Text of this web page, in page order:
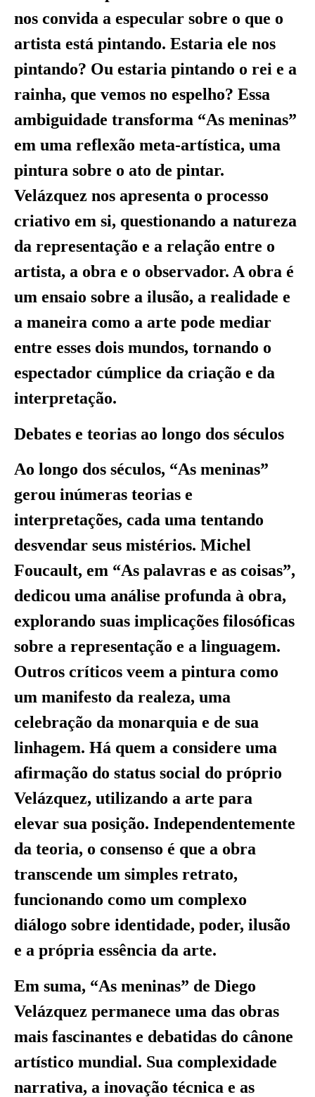
nos convida a especular sobre o que o
artista está pintando. Estaria ele nos
pintando? Ou estaria pintando o rei e a
rainha, que vemos no espelho? Essa
ambiguidade transforma “As meninas”
em uma reflexão meta-artística, uma
pintura sobre o ato de pintar.
Velázquez nos apresenta o processo
criativo em si, questionando a natureza
da representação e a relação entre o
artista, a obra e o observador. A obra é
um ensaio sobre a ilusão, a realidade e
a maneira como a arte pode mediar
entre esses dois mundos, tornando o
espectador cúmplice da criação e da
interpretação.
Debates e teorias ao longo dos séculos
Ao longo dos séculos, “As meninas”
gerou inúmeras teorias e
interpretações, cada uma tentando
desvendar seus mistérios. Michel
Foucault, em “As palavras e as coisas”,
dedicou uma análise profunda à obra,
explorando suas implicações filosóficas
sobre a representação e a linguagem.
Outros críticos veem a pintura como
um manifesto da realeza, uma
celebração da monarquia e de sua
linhagem. Há quem a considere uma
afirmação do status social do próprio
Velázquez, utilizando a arte para
elevar sua posição. Independentemente
da teoria, o consenso é que a obra
transcende um simples retrato,
funcionando como um complexo
diálogo sobre identidade, poder, ilusão
e a própria essência da arte.
Em suma, “As meninas” de Diego
Velázquez permanece uma das obras
mais fascinantes e debatidas do cânone
artístico mundial. Sua complexidade
narrativa, a inovação técnica e as